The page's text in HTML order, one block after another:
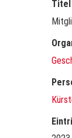
Titel